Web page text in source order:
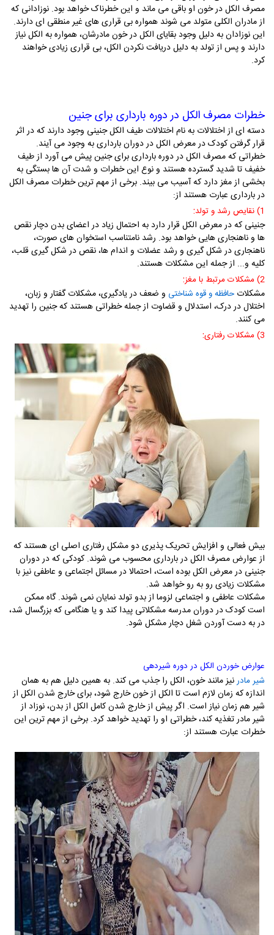
مصرف الکل در خون او باقی می ماند و این خطرناک خواهد بود. نوزادانی که
از مادران الکلی متولد می شوند همواره بی قراری های غیر منطقی ای دارند.
این نوزادان به دلیل وجود بقایای الکل در خون مادرشان، همواره به الکل نیاز
دارند و پس از تولد به دلیل دریافت نکردن الکل، بی قراری زیادی خواهند
کرد.
خطرات مصرف الکل در دوره بارداری برای جنین
دسته ای از اختلالات به نام اختلالات طیف الکل جنینی وجود دارند که در اثر
قرار گرفتن کودک در معرض الکل در دوران بارداری به وجود می آیند.
خطراتی که مصرف الکل در دوره بارداری برای جنین پیش می آورد از طیف
خفیف تا شدید گسترده هستند و نوع این خطرات و شدت آن ها بستگی به
بخشی از مغز دارد که آسیب می بیند. برخی از مهم ترین خطرات مصرف الکل
در بارداری عبارت هستند از:
1) نقایص رشد و تولد :
جنینی که در معرض الکل قرار دارد به احتمال زیاد در اعضای بدن دچار نقص
ها و ناهنجاری هایی خواهد بود. رشد نامتناسب استخوان های صورت،
ناهنجاری در شکل گیری و رشد عضلات و اندام ها، نقص در شکل گیری قلب،
کلیه و... از جمله این مشکلات هستند.
2) مشکلات مرتبط با مغز :
مشکلات حافظه و قوه شناختی و ضعف در یادگیری، مشکلات گفتار و زبان،
اختلال در درک، استدلال و قضاوت از جمله خطراتی هستند که جنین را تهدید
می کنند.
3) مشکلات رفتاری :
بیش فعالی و افزایش تحریک پذیری دو مشکل رفتاری اصلی ای هستند که
از عوارض مصرف الکل در بارداری محسوب می شوند. کودکی که در دوران
جنینی در معرض الکل بوده است، احتمالا در مسائل اجتماعی و عاطفی نیز با
مشکلات زیادی رو به رو خواهد شد.
مشکلات عاطفی و اجتماعی لزوما از بدو تولد نمایان نمی شوند. گاه ممکن
است کودک در دوران مدرسه مشکلاتی پیدا کند و یا هنگامی که بزرگسال شد،
در به دست آوردن شغل دچار مشکل شود.
عوارض خوردن الکل در دوره شیردهی
شیر مادرنیز مانند خون، الکل را جذب می کند. به همین دلیل هم به همان
اندازه که زمان لازم است تا الکل از خون خارج شود، برای خارج شدن الکل از
شیر هم زمان نیاز است. اگر پیش از خارج شدن کامل الکل از بدن، نوزاد از
شیر مادر تغذیه کند، خطراتی او را تهدید خواهد کرد. برخی از مهم ترین این
خطرات عبارت هستند از: